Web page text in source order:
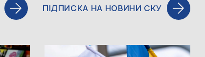
ПІДПИСКА НА НОВИНИ СКУ